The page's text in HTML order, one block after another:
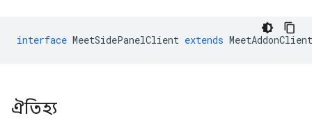
interface MeetSidePanelClient extends MeetAddonClient
ঐতিহ্য